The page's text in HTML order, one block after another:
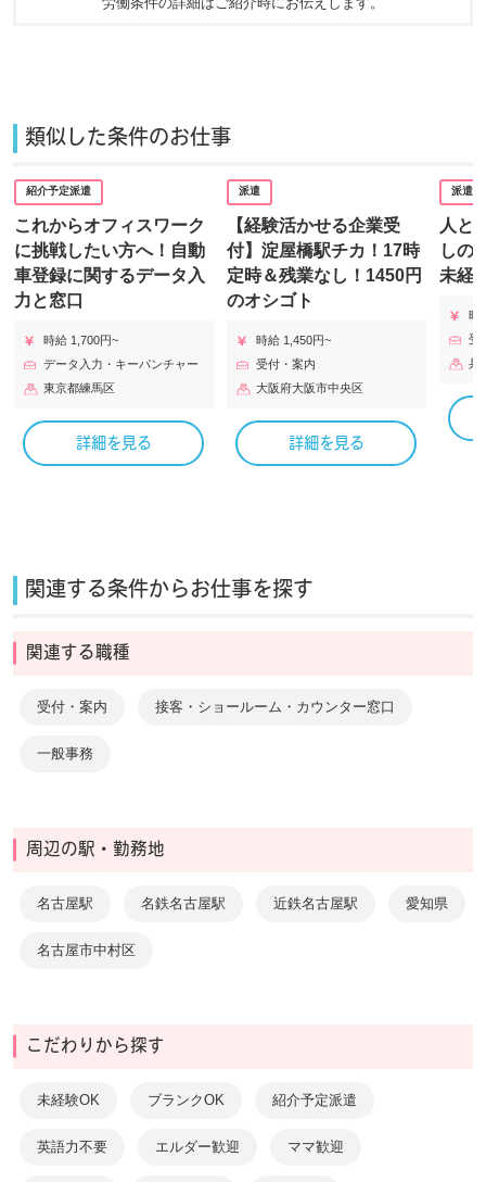
類似した条件のお仕事
紹介予定派遣
これからオフィスワーク
に挑戦したい方へ！自動
車登録に関するデータ入
力と窓口
時給 1,700円~
データ入力・キーパンチャー
東京都練馬区
詳細を見る
派遣
【経験活かせる企業受
付】淀屋橋駅チカ！17時
定時＆残業なし！1450円
のオシゴト
時給 1,450円~
受付・案内
大阪府大阪市中央区
詳細を見る
派遣
人と
しの
未経
時
受
兵
関連する条件からお仕事を探す
関連する職種
受付・案内 接客・ショールーム・カウンター窓口
一般事務
周辺の駅・勤務地
名古屋駅 名鉄名古屋駅 近鉄名古屋駅 愛知県
名古屋市中村区
こだわりから探す
未経験OK ブランクOK 紹介予定派遣
英語力不要 エルダー歓迎 ママ歓迎